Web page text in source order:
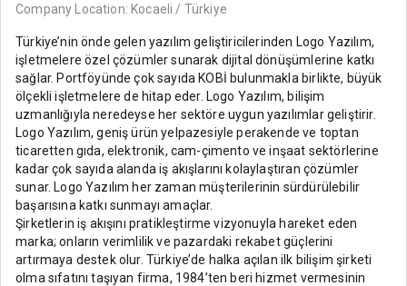
Company Location: Kocaeli / Türkiye
Türkiye’nin önde gelen yazılım geliştiricilerinden Logo Yazılım,
işletmelere özel çözümler sunarak dijital dönüşümlerine katkı
sağlar. Portföyünde çok sayıda KOBİ bulunmakla birlikte, büyük
ölçekli işletmelere de hitap eder. Logo Yazılım, bilişim
uzmanlığıyla neredeyse her sektöre uygun yazılımlar geliştirir.
Logo Yazılım, geniş ürün yelpazesiyle perakende ve toptan
ticaretten gıda, elektronik, cam-çimento ve inşaat sektörlerine
kadar çok sayıda alanda iş akışlarını kolaylaştıran çözümler
sunar. Logo Yazılım her zaman müşterilerinin sürdürülebilir
başarısına katkı sunmayı amaçlar.
Şirketlerin iş akışını pratikleştirme vizyonuyla hareket eden
marka; onların verimlilik ve pazardaki rekabet güçlerini
artırmaya destek olur. Türkiye’de halka açılan ilk bilişim şirketi
olma sıfatını taşıyan firma, 1984’ten beri hizmet vermesinin